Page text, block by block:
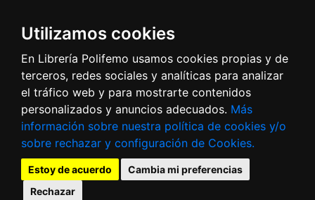
Utilizamos cookies
En Librería Polifemo usamos cookies propias y de
terceros, redes sociales y analíticas para analizar
el tráfico web y para mostrarte contenidos
personalizados y anuncios adecuados. Más
información sobre nuestra política de cookies y/o
sobre rechazar y configuración de Cookies.
Estoy de acuerdo
Cambia mi preferencias
Rechazar